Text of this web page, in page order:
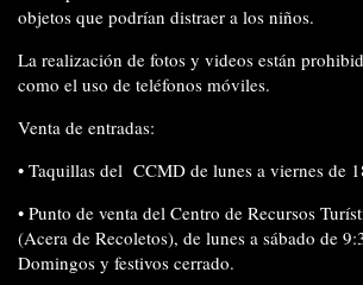
objetos que podrían distraer a los niños.
La realización de fotos y videos están
como el uso de teléfonos móviles.
Venta de entradas:
• Taquillas del CCMD de lunes a viernes de
• Punto de venta del Centro de Recursos
(Acera de Recoletos), de lunes a sábado de
Domingos y festivos cerrado.